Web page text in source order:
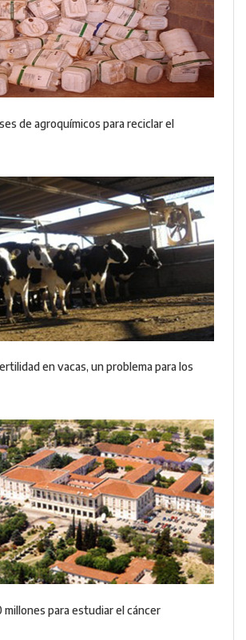
de agroquímicos para reciclar el
en vacas, un problema para los
para estudiar el cáncer